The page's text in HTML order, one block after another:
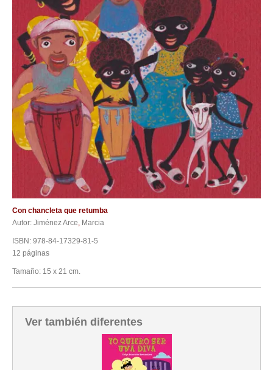
Con chancleta que retumba
Autor: Jiménez Arce Marcia
ISBN: 978-84-17329-81-5
12 páginas
Tamaño: 15 x 21 cm.
Ver también diferentes